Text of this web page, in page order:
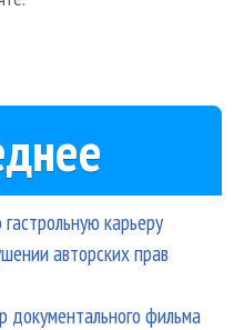
карьеру
авторских прав
документального фильма